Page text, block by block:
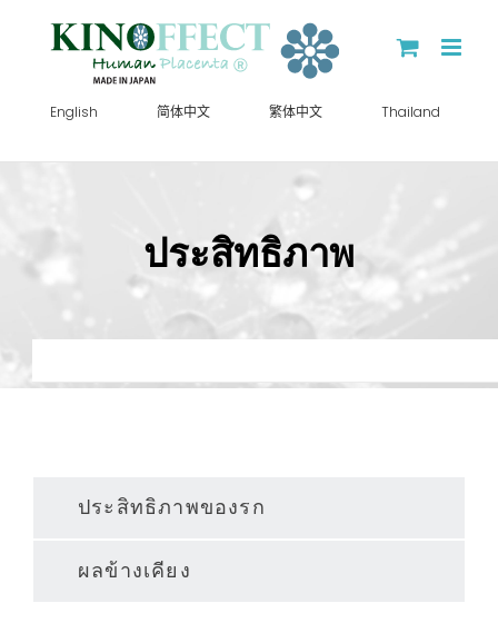
English 简体中文 繁体中文 Thailand
ประสิทธิภาพ
ประสิทธิภาพของรก
ผลข้างเคียง